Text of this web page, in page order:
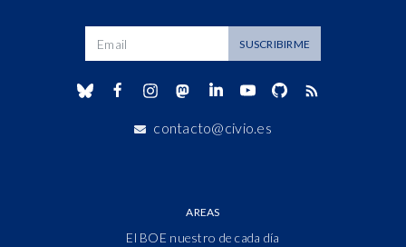
SUSCRIBIRME
contacto@civio.es
AREAS
El BOE nuestro de cada día